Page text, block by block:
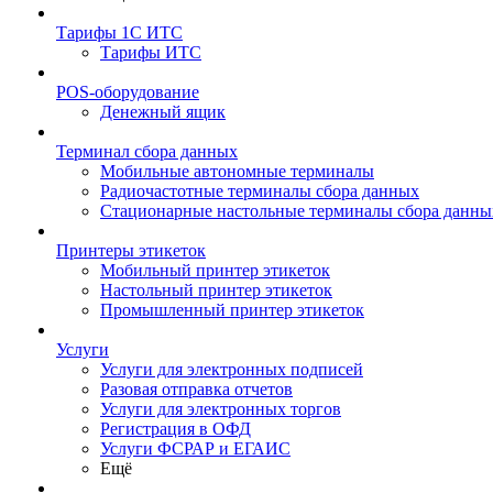
Тарифы 1С ИТС
Тарифы ИТС
POS-оборудование
Денежный ящик
Терминал сбора данных
Мобильные автономные терминалы
Радиочастотные терминалы сбора данных
Стационарные настольные терминалы сбора
Принтеры этикеток
Мобильный принтер этикеток
Настольный принтер этикеток
Промышленный принтер этикеток
Услуги
Услуги для электронных подписей
Разовая отправка отчетов
Услуги для электронных торгов
Регистрация в ОФД
Услуги ФСРАР и ЕГАИС
Ещё